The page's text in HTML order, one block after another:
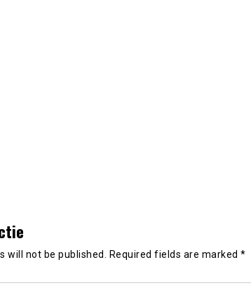
will not be published. Required fields are marked *